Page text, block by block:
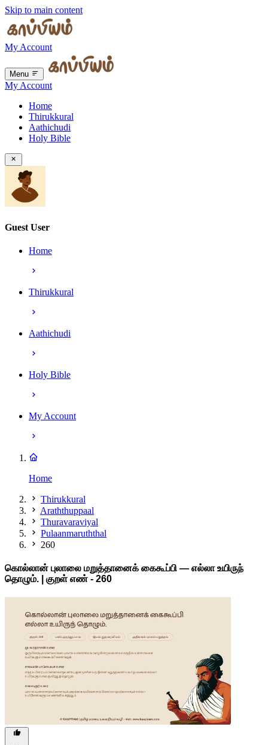
Skip to main content
My Account
Menu
My Account
Home
Thirukkural
Aathichudi
Holy Bible
Guest User
Home
Thirukkural
Aathichudi
Holy Bible
My Account
Home
Thirukkural
Araththuppaal
Thuravaraviyal
Pulaanmaruththal
260
கொல்லான் புலாலை மறுத்தானைக் கைகூப்பி — எல்லா உயிருந்
தொழும். | குறள் எண் - 260